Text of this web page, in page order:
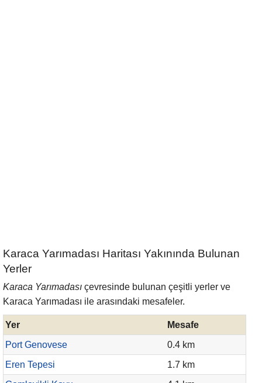
Karaca Yarımadası Haritası Yakınında Bulunan
Yerler
Karaca Yarımadası çevresinde bulunan çeşitli yerler ve
Karaca Yarımadası ile arasındaki mesafeler.
Yer
Mesafe
Port Genovese
0.4 km
Eren Tepesi
1.7 km